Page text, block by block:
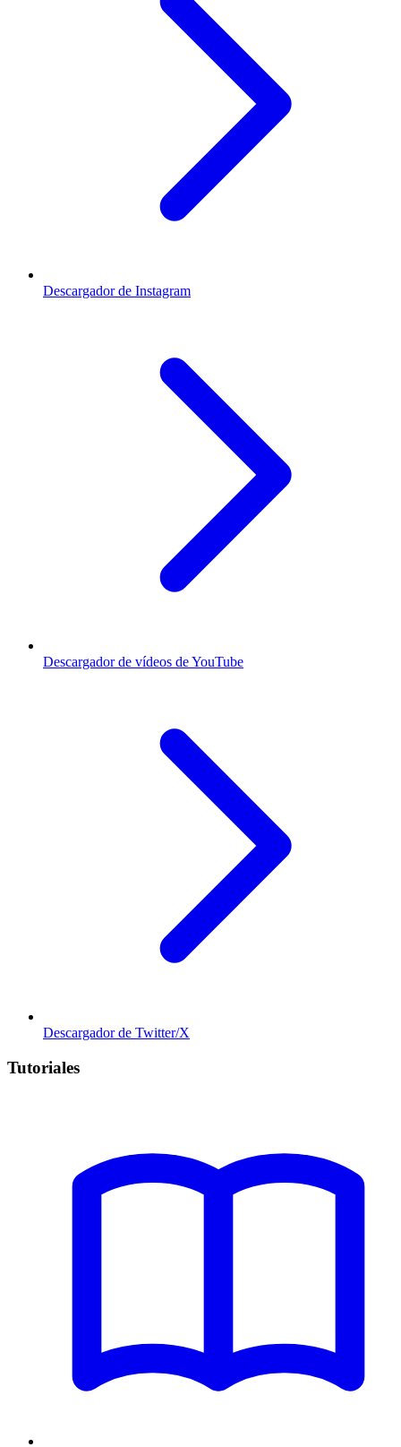
Descargador de Instagram
Descargador de vídeos de YouTube
Descargador de Twitter/X
Tutoriales